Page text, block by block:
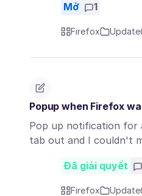
Mở 1
Firefox Update
Popup when Firefox
Pop up notification for
tab out and I couldn't
Đã giải quyết
Firefox Update